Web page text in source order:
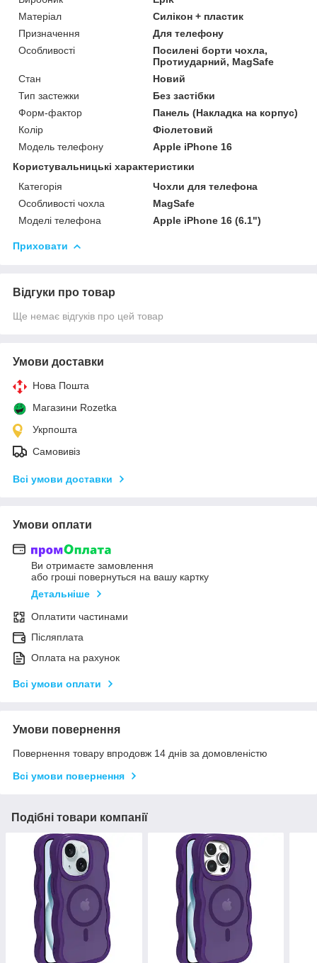
Матеріал
Силікон + пластик
Призначення
Для телефону
Особливості
Посилені борти чохла,
Протиударний, MagSafe
Стан
Новий
Тип застежки
Без застібки
Форм-фактор
Панель (Накладка на корпус)
Колір
Фіолетовий
Модель телефону
Apple iPhone 16
Користувальницькі характеристики
Категорія
Чохли для телефона
Особливості чохла
MagSafe
Моделі телефона
Apple iPhone 16 (6.1")
Приховати
Відгуки про товар
Ще немає відгуків про цей товар
Умови доставки
Нова Пошта
Магазини Rozetka
Укрпошта
Самовивіз
Всі умови доставки
Умови оплати
Ви отримаєте замовлення
або гроші повернуться на вашу картку
Детальніше
Оплатити частинами
Післяплата
Оплата на рахунок
Всі умови оплати
Умови повернення
Повернення товару впродовж 14 днів за домовленістю
Всі умови повернення
Подібні товари компанії